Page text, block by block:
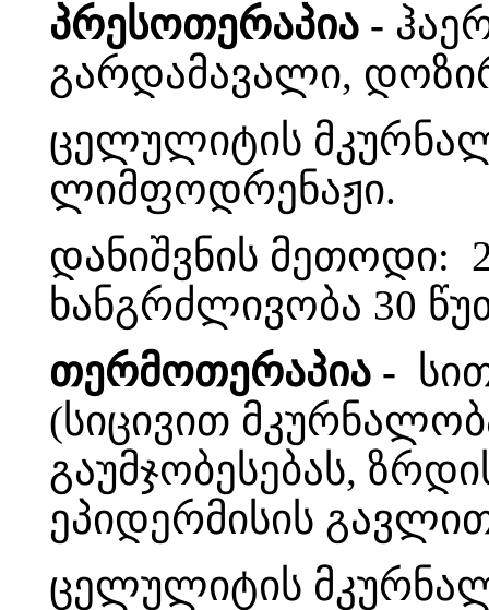
პრესოთერაპია -
გარდამავალი,
ცელულიტის
ლიმფოდრენაჟი.
დანიშვნის მეთოდი:
ხანგრძლივობა 30
თერმოთერაპია -
(სიცივით
გაუმჯობესებას,
ეპიდერმისის
ცელულიტის